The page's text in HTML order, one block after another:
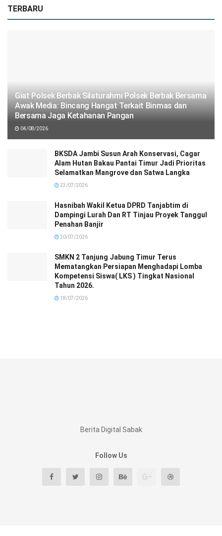
TERBARU
Giat Polsek Berbak Silaturahmi Polsek Berbak Bersama
Awak Media: Bincang Hangat Terkait Binmas dan
Bersama Jaga Ketahanan Pangan
04/08/2026
BKSDA Jambi Susun Arah Konservasi, Cagar
Alam Hutan Bakau Pantai Timur Jadi Prioritas
Selamatkan Mangrove dan Satwa Langka
23/07/2026
Hasnibah Wakil Ketua DPRD Tanjabtim di
Dampingi Lurah Dan RT Tinjau Proyek Tanggul
Penahan Banjir
20/07/2026
SMKN 2 Tanjung Jabung Timur Terus
Mematangkan Persiapan Menghadapi Lomba
Kompetensi Siswa( LKS ) Tingkat Nasional
Tahun 2026.
18/07/2026
Berita Digital Sabak
Follow Us